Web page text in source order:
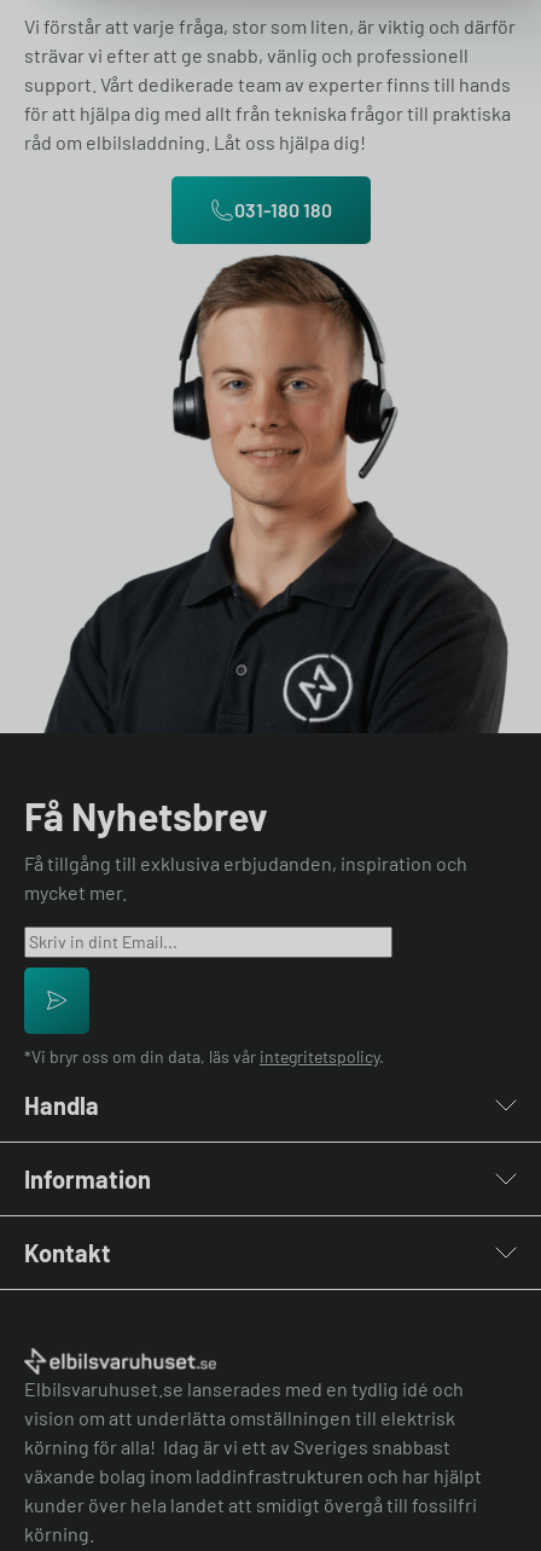
Vi förstår att varje fråga, stor som liten, är viktig och därför
strävar vi efter att ge snabb, vänlig och professionell
support. Vårt dedikerade team av experter finns till hands
för att hjälpa dig med allt från tekniska frågor till praktiska
råd om elbilsladdning. Låt oss hjälpa dig!
031-180 180
Få Nyhetsbrev
Få tillgång till exklusiva erbjudanden, inspiration och
mycket mer.
*Vi bryr oss om din data, läs vår integritetspolicy.
Handla
Laddkablar
Kabelhållare
Stolpar & Fästen
Information
Lastbalansering
Grön teknik bidrag
Jämför laddboxar
Köpvillkor
Kontakt
Elbilsvaruhuset.se lanserades med en tydlig idé och
vision om att underlätta omställningen till elektrisk
körning för alla! Idag är vi ett av Sveriges snabbast
växande bolag inom laddinfrastrukturen och har hjälpt
kunder över hela landet att smidigt övergå till fossilfri
körning.